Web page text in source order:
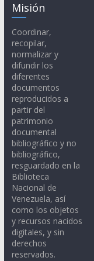
Misión
Coordinar,
recopilar,
normalizar y
difundir los
diferentes
documentos
reproducidos a
partir del
patrimonio
documental
bibliográfico y no
bibliográfico,
resguardado en la
Biblioteca
Nacional de
Venezuela, así
como los objetos
y recursos nacidos
digitales, y sin
derechos
reservados.